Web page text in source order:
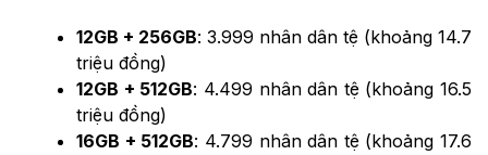
12GB + 256GB: 3.999 nhân dân tệ (khoảng 14.7
triệu đồng)
12GB + 512GB: 4.499 nhân dân tệ (khoảng 16.5
triệu đồng)
16GB + 512GB: 4.799 nhân dân tệ (khoảng 17.6